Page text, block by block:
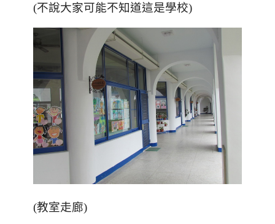
(不說大家可能不知道這是學校)
(教室走廊)